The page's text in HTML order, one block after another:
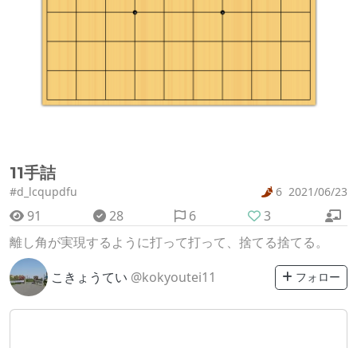
11手詰
#d_lcqupdfu 6 2021/06/23
91 28 6
3
離し角が実現するように打って打って、捨てる捨てる。
こきょうてい @kokyoutei11 フォロー